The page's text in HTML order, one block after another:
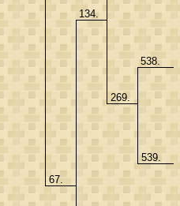
67.
134.
269.
538.
539.